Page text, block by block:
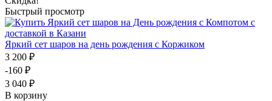
Быстрый просмотр
Яркий сет шаров на день рождения с Коржиком
3 200 ₽
-160 ₽
3 040 ₽
В корзину